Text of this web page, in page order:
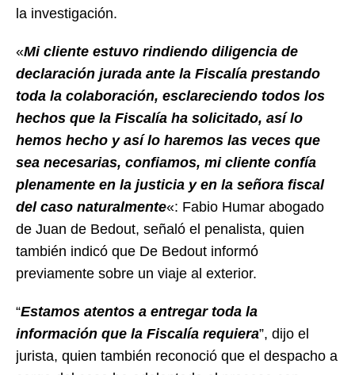
la investigación.
«Mi cliente estuvo rindiendo diligencia de
declaración jurada ante la Fiscalía prestando
toda la colaboración, esclareciendo todos los
hechos que la Fiscalía ha solicitado, así lo
hemos hecho y así lo haremos las veces que
sea necesarias, confiamos, mi cliente confía
plenamente en la justicia y en la señora fiscal
del caso naturalmente«: Fabio Humar abogado
de Juan de Bedout, señaló el penalista, quien
también indicó que De Bedout informó
previamente sobre un viaje al exterior.
“Estamos atentos a entregar toda la
información que la Fiscalía requiera”, dijo el
jurista, quien también reconoció que el despacho a